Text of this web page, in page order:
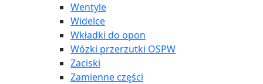
Wentyle
Widelce
Wkładki do opon
Wózki przerzutki OSPW
Zaciski
Zamienne części